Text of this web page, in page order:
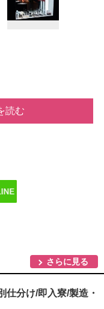
読む
さらに見る
仕分け/即入寮/製造・